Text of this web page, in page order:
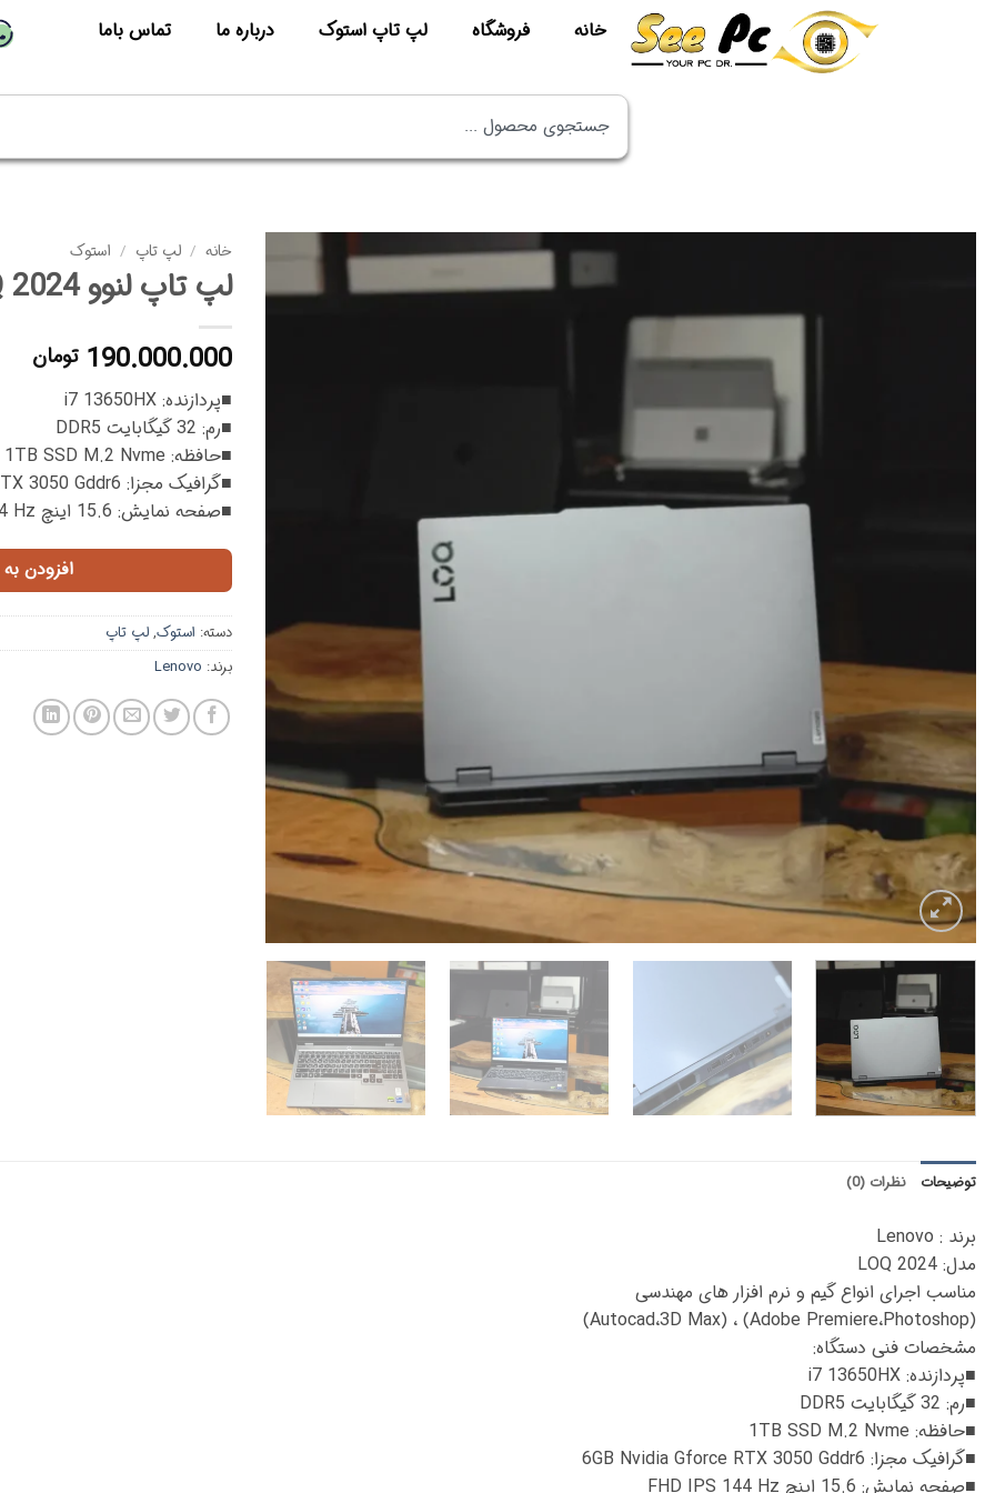
خانه فروشگاه لپ تاپ استوک درباره ما تماس باما
خانه / لپ تاپ / استوک
لپ تاپ لنوو LOQ 2024
190.000.000 تومان
■پردازنده: i7 13650HX
■رم: 32 گیگابایت DDR5
■حافظه: 1TB SSD M.2 Nvme
■گرافیک مجزا: 6GB Nvidia Gforce RTX 3050 Gddr6
■صفحه نمایش: 15.6 اینچ FHD IPS 144 Hz
افزودن
دسته: استوک, لپ تاپ
برند: Lenovo
توضیحات نظرات (0)
برند : Lenovo
مدل: LOQ 2024
مناسب اجرای انواع گیم و نرم افزار های مهندسی
(Adobe Premiere،Photoshop) ، (Autocad،3D Max)
مشخصات فنی دستگاه:
■پردازنده: i7 13650HX
■رم: 32 گیگابایت DDR5
■حافظه: 1TB SSD M.2 Nvme
■گرافیک مجزا: 6GB Nvidia Gforce RTX 3050 Gddr6
■صفحه نمایش: 15.6 اینچ FHD IPS 144 Hz